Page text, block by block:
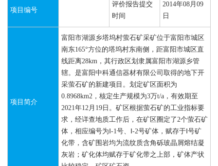
项目编号
评价报告提交
时间
2014年08月09
日
项目简介
富阳市湖源乡塔坞村萤石矿采矿位于富阳市城区
南东165°方位的塔坞村东南侧，距富阳市城区直
线距离28km，其行政区划隶属富阳市湖源乡管
辖。是富阳中科通信器材有限公司取得的地下开
采萤石矿的新建项目。划定矿区面积为
0.8968km2，核定生产规模为3万t/a，有效期至
2021年12月19日。矿区根据萤石矿的工业指标要
求，经详查地质工作后，在矿区圈定了2个萤石矿
体，相应编号为Ⅰ-1号、Ⅰ-2号矿体，赋存于Ⅰ号矿
化带，含矿围岩均为流纹质含角砾玻晶屑熔结凝
灰岩；矿化体均赋存于矿化带之上部，矿体产状